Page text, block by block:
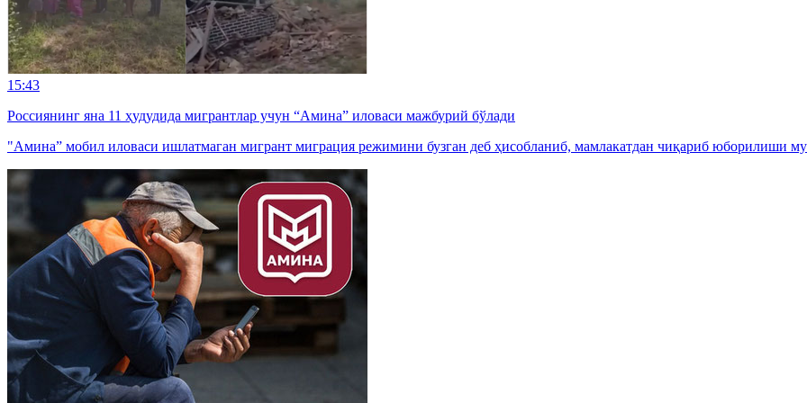
15:43
Россиянинг яна 11 ҳудудида мигрантлар учун “Амина” иловаси мажбурий бўлади
"Амина” мобил иловаси ишлатмаган мигрант миграция режимини бузган деб ҳисобланиб, мамлакатдан чиқариб юборилиши